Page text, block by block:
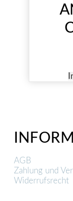
AGB
Zahlung und
Widerrufsrecht